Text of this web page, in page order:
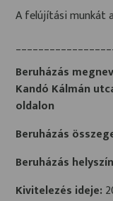
A felújítási munkát
Beruházás
Kandó Kálmán
oldalon
Beruházás
Beruházás
Kivitelezés ideje: